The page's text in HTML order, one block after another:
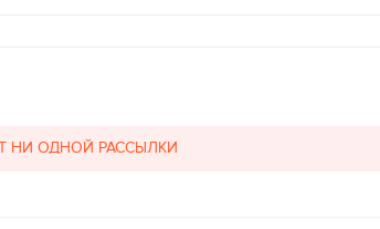
НИ ОДНОЙ РАССЫЛКИ